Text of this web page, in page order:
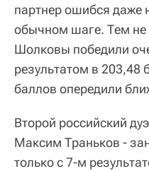
партнер ошибся даже
обычном шаге. Тем не
Шолковы победили
результатом в 203,48
баллов опередили
Второй российский
Максим Траньков -
только с 7-м